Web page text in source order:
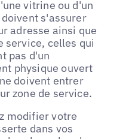
vitrine ou d'un
s'assurer
adresse ainsi que
service, celles qui
pas d'un
physique ouvert
doivent entrer
zone de service.
modifier votre
dans vos